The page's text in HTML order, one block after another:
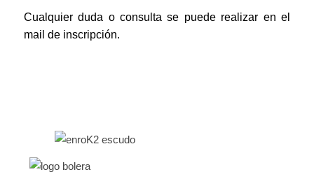
Cualquier duda o consulta se puede realizar en el
mail de inscripción.